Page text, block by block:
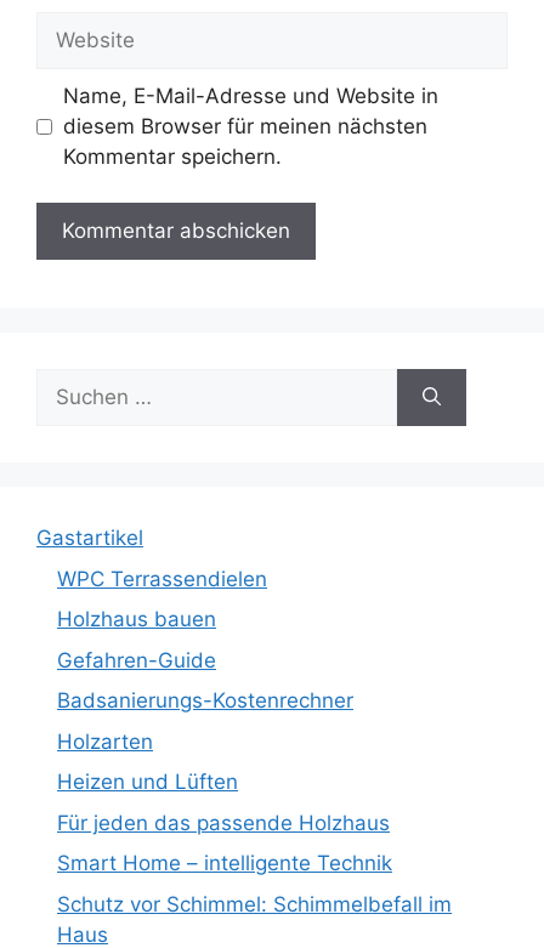
Name, E-Mail-Adresse und Website in
diesem Browser für meinen nächsten
Kommentar speichern.
Suche
nach:
Gastartikel
WPC Terrassendielen
Holzhaus bauen
Gefahren-Guide
Badsanierungs-Kostenrechner
Holzarten
Heizen und Lüften
Für jeden das passende Holzhaus
Smart Home – intelligente Technik
Schutz vor Schimmel: Schimmelbefall im
Haus